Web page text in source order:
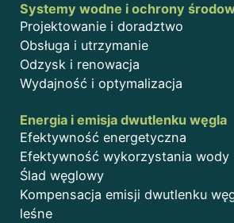
Systemy wodne i ochrony
Projektowanie i doradztwo
Obsługa i utrzymanie
Odzysk i renowacja
Wydajność i optymalizacja
Energia i emisja dwutlenku węgla
Efektywność energetyczna
Efektywność wykorzystania wody
Ślad węglowy
Kompensacja emisji dwutlenku
leśne